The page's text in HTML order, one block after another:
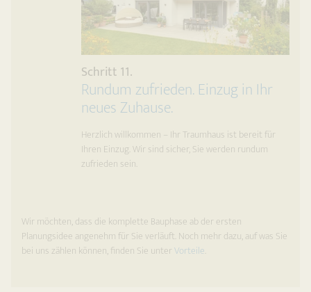
Schritt 11.
Rundum zufrieden. Einzug in Ihr
neues Zuhause.
Herzlich willkommen – Ihr Traumhaus ist bereit für
Ihren Einzug. Wir sind sicher, Sie werden rundum
zufrieden sein.
Wir möchten, dass die komplette Bauphase ab der ersten
Planungsidee angenehm für Sie verläuft. Noch mehr dazu, auf was Sie
bei uns zählen können, finden Sie unterVorteile